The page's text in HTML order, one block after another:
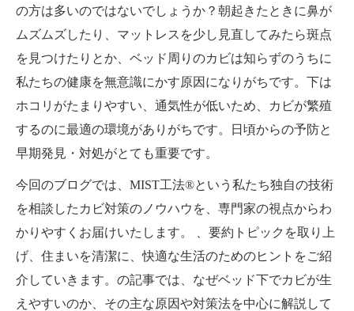
の方は多いのではないでしょうか？朝起きたときに鼻が
ムズムズしたり、マットレスを少し見直してみたら斑点
を見つけたりとか、ベッド周りのカビは知らずのうちに
私たちの健康を無意識にかす原因になりがちです。下は
ホコリがたまりやすい、通気性が低いため、カビが繁殖
するのに最適の環境がありがちです。日頃からの予防と
早期発見・対処がとても重要です。
今回のブログでは、MIST工法®という私たち独自の技術
を相談したカビ対策のノウハウを、専門家の視点からわ
かりやすくお届けいたします。 、要約トピックを取り上
げ、住まいを清潔に、快適な生活のためのヒントをご紹
介していきます。の記事では、なぜベッド下でカビが生
えやすいのか、その主な原因や対策法を中心に解説して